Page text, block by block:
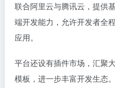
联合阿里云与腾讯云，提供
端开发能力，允许开发者全
应用。
平台还设有插件市场，汇聚
模板，进一步丰富开发生态